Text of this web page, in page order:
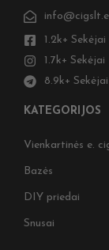
1.2k+ Sekėjai
1.7k+ Sekėjai
8.9k+ Sekėjai
KATEGORIJOS
Vienkartinės e.
Bazės
DIY priedai
Snusai